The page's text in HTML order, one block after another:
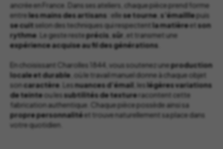
ancrée en France. Dans ses ateliers, chaque pièce prend forme
entreles mains des artisans : ellese tourne s’émailllepuis
se cuit selon des techniques qui respectent la matièreet son
rythme . Le geste resteprécis sûr , et transmet une
expérience acquise au fil des générations
En choisissant Charolles 1844, vous soutenez uneproduction
locale et durable , où le travail manuel donne à chaque objet
son caractère . Lesnuances d’émail , les légères variations
de teinte ou les subtilités de texture racontent cette
fabrication authentique. Chaque pièce possède ainsi sa
propre personnalitéet trouve naturellement sa place dans
votre quotidien.